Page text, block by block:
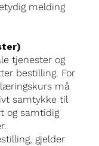
melding
tjenester og
bestilling. For
må
samtykke til
og samtidig
gjelder